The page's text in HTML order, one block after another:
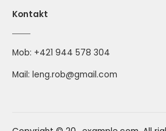
Kontakt
Mob: +421 944 578 304
Mail: leng.rob@gmail.com